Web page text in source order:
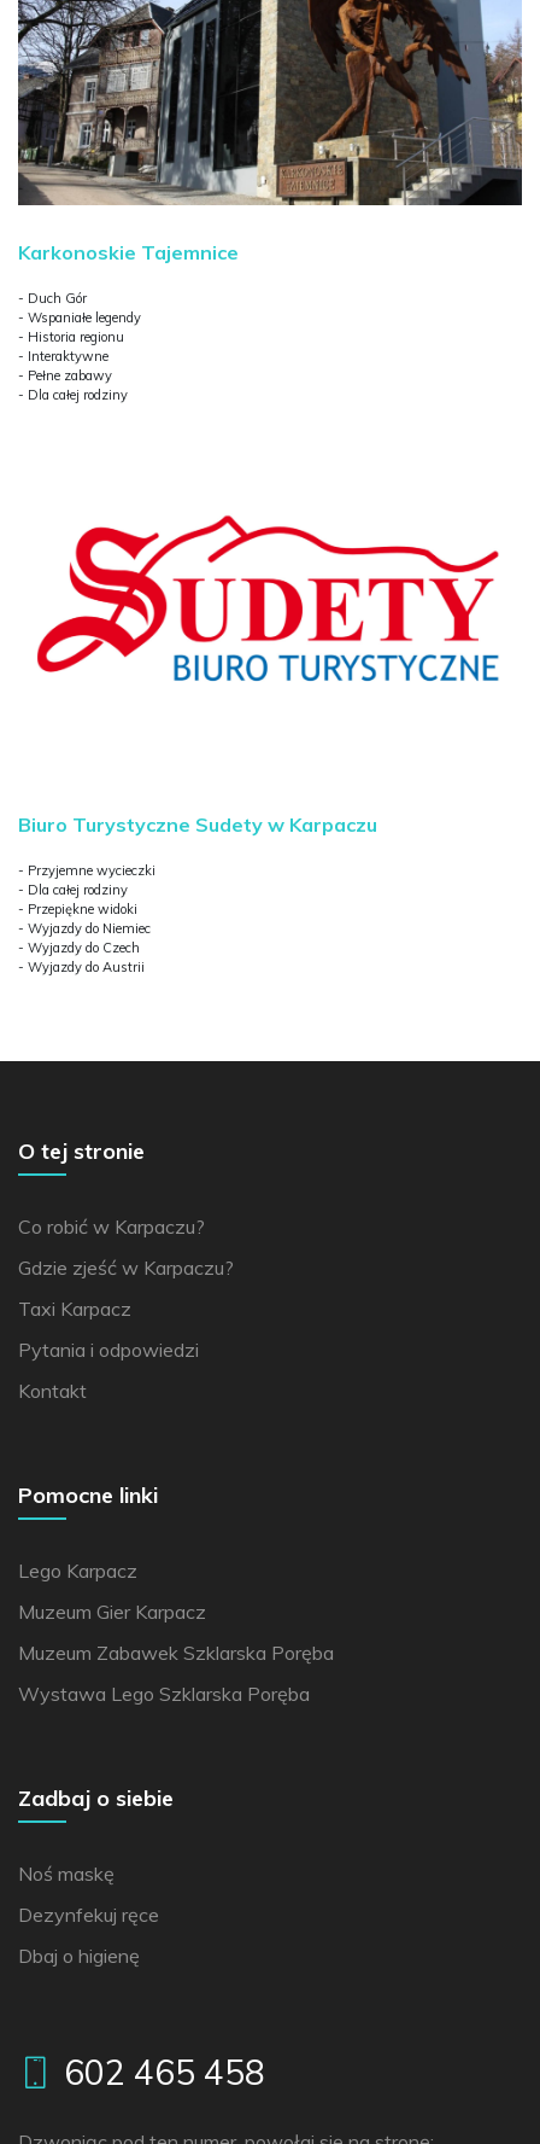
Karkonoskie Tajemnice
- Duch Gór
- Wspaniałe legendy
- Historia regionu
- Interaktywne
- Pełne zabawy
- Dla całej rodziny
Biuro Turystyczne Sudety w Karpaczu
- Przyjemne wycieczki
- Dla całej rodziny
- Przepiękne widoki
- Wyjazdy do Niemiec
- Wyjazdy do Czech
- Wyjazdy do Austrii
O tej stronie
Co robić w Karpaczu?
Gdzie zjeść w Karpaczu?
Taxi Karpacz
Pytania i odpowiedzi
Kontakt
Pomocne linki
Lego Karpacz
Muzeum Gier Karpacz
Muzeum Zabawek Szklarska Poręba
Wystawa Lego Szklarska Poręba
Zadbaj o siebie
Noś maskę
Dezynfekuj ręce
Dbaj o higienę
602 465 458